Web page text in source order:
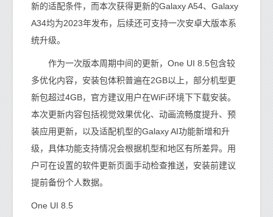
新的适配条件，而本次获得更新的Galaxy A54、Galaxy
A34均为2023年发布，后续还可支持一次安卓大版本系
统升级。
作为一次版本周期中间的更新，One UI 8.5包含较
多优化内容，安装包体积普遍在2GB以上，部分机型更
新包超过4GB，官方建议用户在WiFi环境下下载安装。
本次更新内容包括视觉效果优化、动画流畅度提升、预
装应用更新，以及适配机型的Galaxy AI功能新增和升
级，具体功能支持情况会根据机型和地区有所差异。用
户可在设置的软件更新页面手动检查推送，安装前建议
提前备份个人数据。
One UI 8.5